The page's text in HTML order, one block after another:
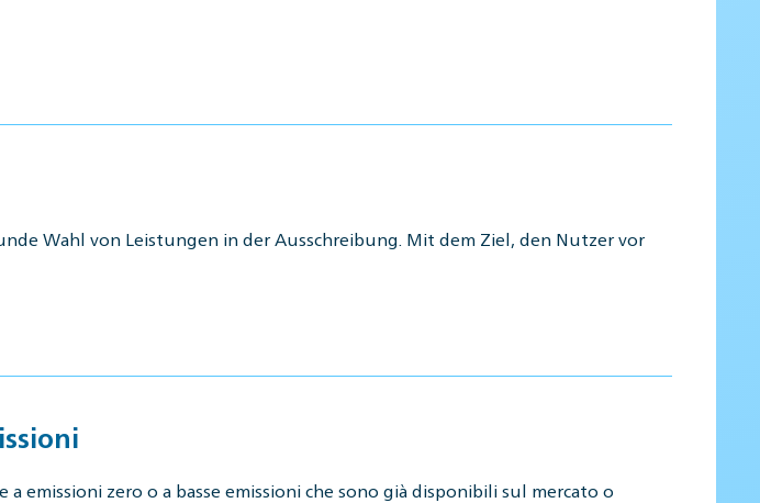
Wahl von Leistungen in der Ausschreibung. Mit dem Ziel, den Nutzer vor
emissioni zero o a basse emissioni che sono già disponibili sul mercato o